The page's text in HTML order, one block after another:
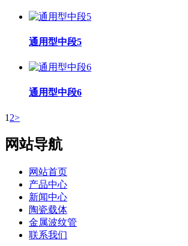
通用型中段5
通用型中段6
1 2>
网站导航
网站首页
产品中心
新闻中心
陶瓷载体
金属波纹管
联系我们